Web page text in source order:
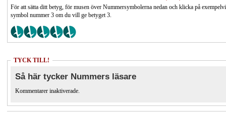
För att sätta ditt betyg, för musen över Nummersymbolerna nedan och klicka på
symbol nummer 3 om du vill ge betyget 3.
TYCK TILL!
Så här tycker Nummers läsare
Kommentarer inaktiverade.